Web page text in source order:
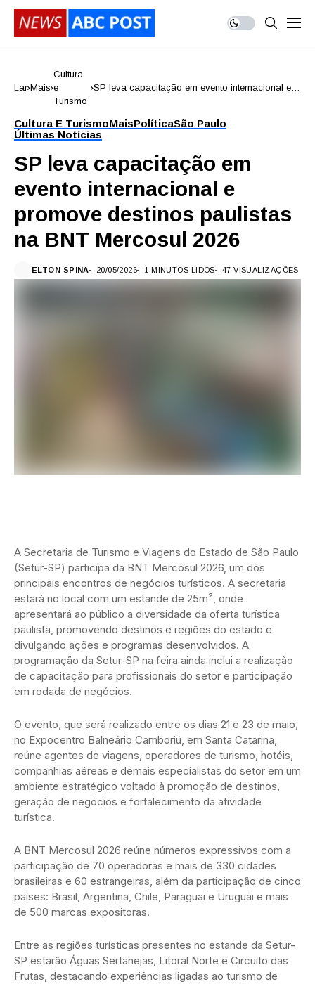
Lar Mais
Cultura
e
Turismo
SP leva capacitação em evento internacional e
Cultura E TurismoMaisPolíticaSão Paulo
Últimas Notícias
SP leva capacitação em
evento internacional e
promove destinos paulistas
na BNT Mercosul 2026
ELTON SPINA 20/05/2026 1 MINUTOS LIDOS 47 VISUALIZAÇÕES
A Secretaria de Turismo e Viagens do Estado de São Paulo
(Setur-SP) participa da BNT Mercosul 2026, um dos
principais encontros de negócios turísticos. A secretaria
estará no local com um estande de 25m², onde
apresentará ao público a diversidade da oferta turística
paulista, promovendo destinos e regiões do estado e
divulgando ações e programas desenvolvidos. A
programação da Setur-SP na feira ainda inclui a realização
de capacitação para profissionais do setor e participação
em rodada de negócios.
O evento, que será realizado entre os dias 21 e 23 de maio,
no Expocentro Balneário Camboriú, em Santa Catarina,
reúne agentes de viagens, operadores de turismo, hotéis,
companhias aéreas e demais especialistas do setor em um
ambiente estratégico voltado à promoção de destinos,
geração de negócios e fortalecimento da atividade
turística.
A BNT Mercosul 2026 reúne números expressivos com a
participação de 70 operadoras e mais de 330 cidades
brasileiras e 60 estrangeiras, além da participação de cinco
países: Brasil, Argentina, Chile, Paraguai e Uruguai e mais
de 500 marcas expositoras.
Entre as regiões turísticas presentes no estande da Setur-
SP estarão Águas Sertanejas, Litoral Norte e Circuito das
Frutas, destacando experiências ligadas ao turismo de